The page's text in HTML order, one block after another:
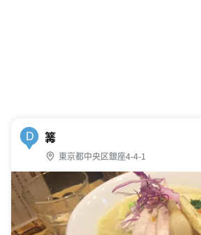
D 篝
東京都中央区銀座4-4-1